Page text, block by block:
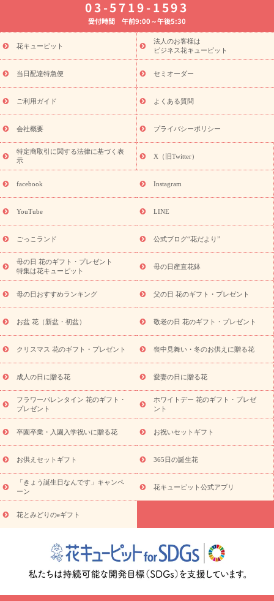
お供え・お悔やみ お供え・お悔やみの花
通夜・葬儀に贈る花 胡蝶蘭・花鉢
ーブドフラワー
季節のイベント
ひまわり ギフト・プレゼント
特集
お盆 花（新盆・初盆） 季節のイベント
お盆 花（新
盆・初盆）
お盆 花（新盆・初盆）
お盆・お供え 花とセットギ
フト
お盆・お供え プリザーブドフラワー
ひまわり ギフト・プ
レゼント特集
夏の花贈り・お中元・暑中見舞い 花のギフト特集
敬老の日におくる花ギフト・プレゼント特集
花ギフト・プレゼント特集
敬老の日 花のおすすめランキング
敬
老の日 花鉢植えのギフト・プレゼント特集
敬老の日 花とセットギ
フト・プレゼント特集
敬老の日の花 全てのギフト一覧
キャン
ペーン
映画『ウォーターガーディアンズ』コラボキャンペーン
「きょう誕生日なんです」キャンペーン
誕生日の花を探す
誕生日フラワーギフト 誕生日フラワーギフト特集
(トルコキキョウ)
9月の誕生花(リンドウ)
ら探す
お祝いの花特集 当日配達特急便 お祝い商品一覧
念日
結婚祝い 出産祝い 退院祝い・快気祝い
寿祝い
プチギフト ペットのお祝いフラワー
供え・お悔やみ商品一覧
お供え・お悔やみの花
四十九日法要以
お供え プリザーブドフラワー
ペットのお供えフラワー
お盆（新
盆・初盆）
その他 お祝い返し お見舞い
お取り寄せギフト
ビジネス用
ご自宅用 観葉植物 ミディ胡蝶蘭
プリザーブ
ドフラワー
スタイルから探す アレンジメント 花束
スタ
ンド花
お祝い お供え・お悔やみ 胡蝶蘭 胡蝶蘭・花鉢
ディ胡蝶蘭・お祝い
ミディ胡蝶蘭・お供え
世界初の青色胡蝶蘭
観葉植物
観葉植物 産直多肉植物
プリザーブドフラワー
お祝い
お供え・お悔やみ 花とセットギフト
セミオーダー
プチギフト（hanamore -ハナモア-）
花とみどりのeギフト
キューピットのeGfit
カラー ピンク イエローオレンジ
レッ
ド
お花の種類 トルコキキョウ
お祝い お祝い・3000円～ お祝い・4000円～
お祝い・
5000円～
お祝い・7000円～ お祝い・ 10000円～
お供え・お
悔やみ
円～
お供え・お悔やみ・
いのマナー
定年退職祝いのマナー
お祝いを贈るときのマナー・
花キューピットのお祝いコラム一覧
誕生日のお花を「色
彩心理学」で選ぶ方法
結婚祝いの予算相場
出産祝いお役立ち情
03-5719-1593
受付時間 午前9:00～午後5:30
花キューピット
法人のお客様は
ビジネス花キューピット
当日配達特急便 セミオーダー
ご利用ガイド よくある質問
会社概要 プライバシーポリシー
特定商取引に関する法律に基づく表
示
X（旧Twitter）
facebook Instagram
YouTube LINE
ごっこランド 公式ブログ“花だより”
母の日 花のギフト・プレゼント
特集は花キューピット
母の日産直花鉢
母の日おすすめランキング 父の日 花のギフト・プレゼント
お盆 花（新盆・初盆） 敬老の日 花のギフト・プレゼント
クリスマス 花のギフト・プレゼント 喪中見舞い・冬のお供えに贈る花
成人の日に贈る花 愛妻の日に贈る花
フラワーバレンタイン 花のギフト・
プレゼント
ホワイトデー 花のギフト・プレゼ
ント
卒園卒業・入園入学祝いに贈る花 お祝いセットギフト
お供えセットギフト 365日の誕生花
「きょう誕生日なんです」キャンペ
ーン
花キューピット公式アプリ
花とみどりのeギフト